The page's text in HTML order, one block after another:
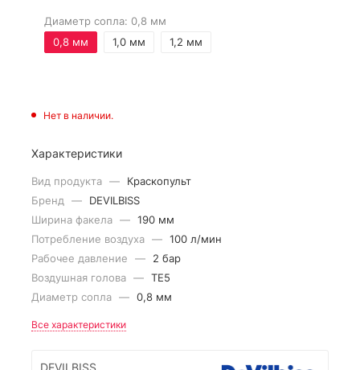
Диаметр сопла: 0,8 мм
0,8 мм
1,0 мм 1,2 мм
Нет в наличии.
Характеристики
Вид продукта —
Краскопульт
Бренд —
DEVILBISS
Ширина факела — 190 мм
Потребление воздуха — 100 л/мин
Рабочее давление
—
2 бар
Воздушная голова — TE5
Диаметр сопла — 0,8 мм
Все характеристики